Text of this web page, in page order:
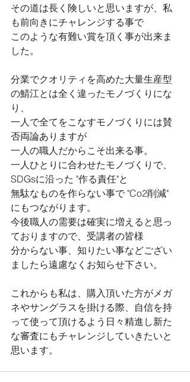
その道は長く険しいと思いますが、私
も前向きにチャレンジする事で
このような有難い賞を頂く事が出来ま
した。
分業でクオリティを高めた大量生産型
の鯖江とは全く違ったモノづくりにな
り、
一人で全てをこなすモノづくりには賛
否両論ありますが
一人の職人だからこそ出来る事。
一人ひとりに合わせたモノづくりで、
SDGsに沿った "作る責任"と
無駄なものを作らない事で "Co2削減"
にもつながります。
今後職人の需要は確実に増えると思っ
ておりますので、受講者の皆様
分からない事、知りたい事などござい
ましたら遠慮なくお知らせ下さい。
これからも私は、購入頂いた方がメガ
ネやサングラスを掛ける際、自信を持
って使って頂けるよう日々精進し新た
な審査にもチャレンジしていきたいと
思います。